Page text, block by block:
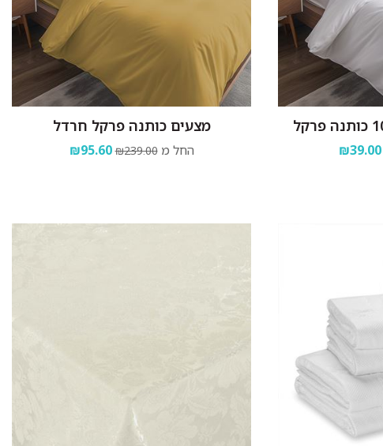
₪39.00
מצעים כותנה פרקל חרדל
החל מ ₪239.00
₪95.60